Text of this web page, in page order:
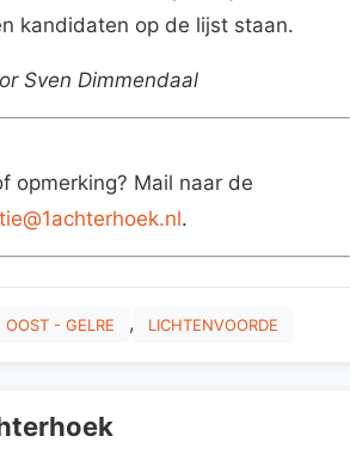
kandidaten op de lijst staan.
Sven Dimmendaal
opmerking? Mail naar de
.
OOST - GELRE , LICHTENVOORDE